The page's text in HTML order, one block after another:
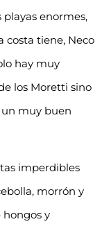
enormes,
costa tiene, Neco
hay muy
los Moretti sino
un muy buen
imperdibles
morrón y
hongos y